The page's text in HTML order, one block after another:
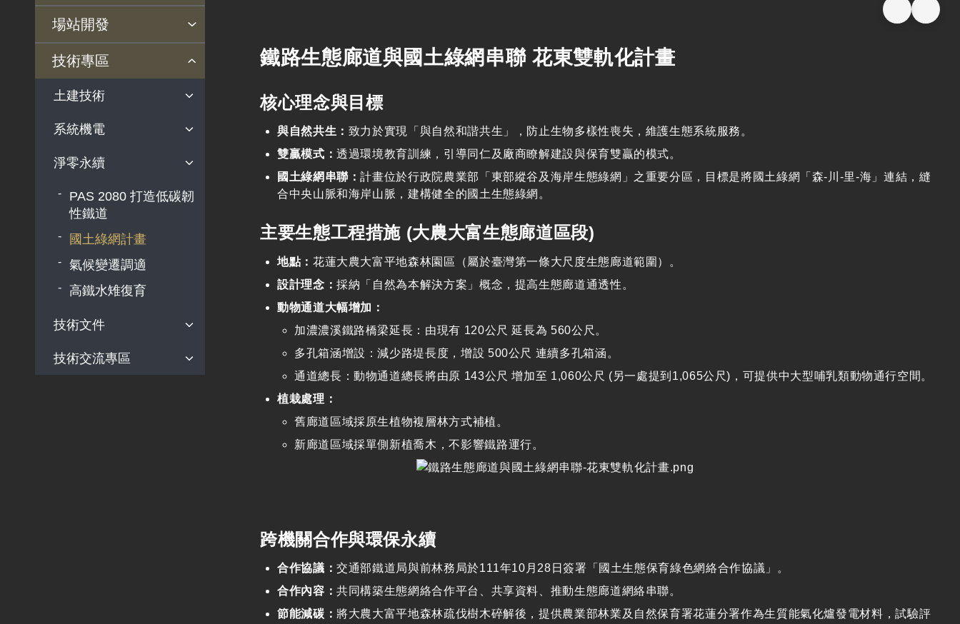
職業安全衛生
安衛宣導
施工查核及工程督導
執行情形
依法監理
營運監理範圍
安全管理
鐵路安全自願報告系
統
鐵路行車安全通告
災害防救
定期檢查
不定期檢查
事故調查說明
近三年調查報告
歷年調查報告
運送法規
營運訊息
產業政策
鐵道科技產業政策
軌道產業推動會報
行動方案
選定國產化關鍵項目
檢測驗證制度推動
鐵道技術研究及驗證
引
釋出維修商機
發展智慧鐵道
人才培育
產業發展補助
鐵道產業發展補助作
補助計畫核定清單
補（捐）助案件效益
鐵道指定產品專區
法規依據
指定產品公告
告
場站開發
高鐵計畫
開發背景
機捷計畫
開發背景
償債計畫
開發背景
招商投資
公告案件
相關網站
技術專區
土建技術
土建工程概述
橋梁工程
軌道工程
水電環控工程
邊坡工程
車站工程
系統機電
系統機電概述
車輛系統
號誌系統
通信系統
電力系統
維修基地
淨零永續
PAS 2080 打造低碳韌
性鐵道
國土綠網計畫
氣候變遷調適
高鐵水雉復育
技術文件
交通部部頒規範
技術交流專區
鐵路生態廊道與國土綠網串聯 花東雙軌化計畫
核心理念與目標
與自然共生： 致力於實現「與自然和諧共生」，防止生物多樣性喪失，維護生態系統服務。
雙贏模式：透過環境教育訓練，引導同仁及廠商瞭解建設與保育雙贏的模式。
國土綠網串聯：計畫位於行政院農業部「東部縱谷及海岸生態綠網」之重要分區，目標是將國土綠網「森- 川 -里-海」連結，縫
合中央山脈和海岸山脈，建構健全的國土生態綠網。
主要生態工程措施 (大農大富生態廊道區段)
地點： 花蓮大農大富平地森林園區（屬於臺灣第一條大尺度生態廊道範圍）。
設計理念：採納「自然為本解決方案」概念，提高生態廊道通透性。
動物通道大幅增加：
加濃濃溪鐵路橋梁延長： 由現有 120公尺 延長為560公尺。
多孔箱涵增設：減少路堤長度，增設 500公尺 連續多孔箱涵。
通道總長：動物通道總長將由原 143公尺 增加至 1,060公尺 (另一處提到 1,065公尺) ，可提供中大型哺乳類動物通行空間。
植栽處理：
舊廊道區域採原生植物複層林方式補植。
新廊道區域採單側新植喬木，不影響鐵路運行。
跨機關合作與環保永續
合作協議：交通部鐵道局與前林務局於111年10 月 28 日簽署「國土生態保育綠色網絡合作協議」。
合作內容：共同構築生態網絡合作平台、共享資料、推動生態廊道網絡串聯。
節能減碳： 將大農大富平地森林疏伐樹木碎解後，提供農業部林業及自然保育署花蓮分署作為生質能氣化爐發電材料，試驗評